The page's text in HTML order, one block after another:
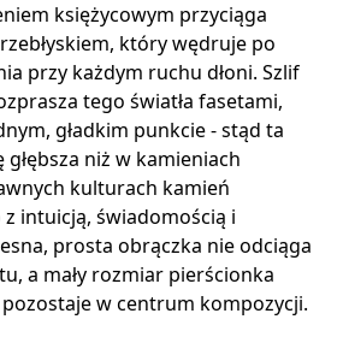
księżycowym przyciąga
który wędruje po
przy każdym ruchu dłoni. Szlif
tego światła fasetami,
gładkim punkcie - stąd ta
niż w kamieniach
kulturach kamień
z intuicją, świadomością i
prosta obrączka nie odciąga
a mały rozmiar pierścionka
w centrum kompozycji.